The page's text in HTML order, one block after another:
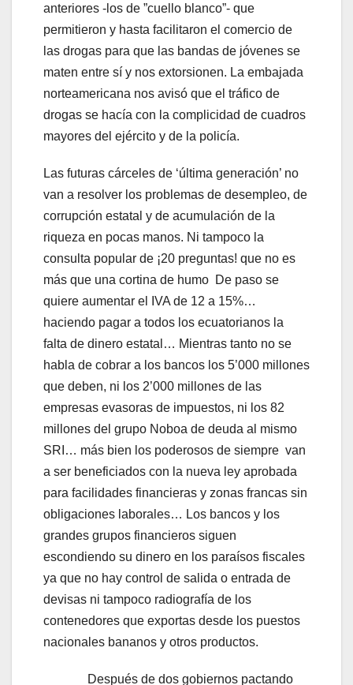
anteriores -los de ”cuello blanco”- que
permitieron y hasta facilitaron el comercio de
las drogas para que las bandas de jóvenes se
maten entre sí y nos extorsionen. La embajada
norteamericana nos avisó que el tráfico de
drogas se hacía con la complicidad de cuadros
mayores del ejército y de la policía.
Las futuras cárceles de ‘última generación’ no
van a resolver los problemas de desempleo, de
corrupción estatal y de acumulación de la
riqueza en pocas manos. Ni tampoco la
consulta popular de ¡20 preguntas! que no es
más que una cortina de humo De paso se
quiere aumentar el IVA de 12 a 15%…
haciendo pagar a todos los ecuatorianos la
falta de dinero estatal… Mientras tanto no se
habla de cobrar a los bancos los 5’000 millones
que deben, ni los 2’000 millones de las
empresas evasoras de impuestos, ni los 82
millones del grupo Noboa de deuda al mismo
SRI… más bien los poderosos de siempre van
a ser beneficiados con la nueva ley aprobada
para facilidades financieras y zonas francas sin
obligaciones laborales… Los bancos y los
grandes grupos financieros siguen
escondiendo su dinero en los paraísos fiscales
ya que no hay control de salida o entrada de
devisas ni tampoco radiografía de los
contenedores que exportas desde los puestos
nacionales bananos y otros productos.
Después de dos gobiernos pactando